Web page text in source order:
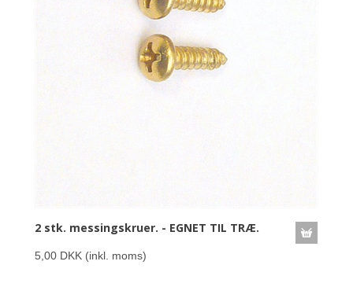
2 stk. messingskruer. - EGNET TIL TRÆ.
5,00 DKK (inkl. moms)